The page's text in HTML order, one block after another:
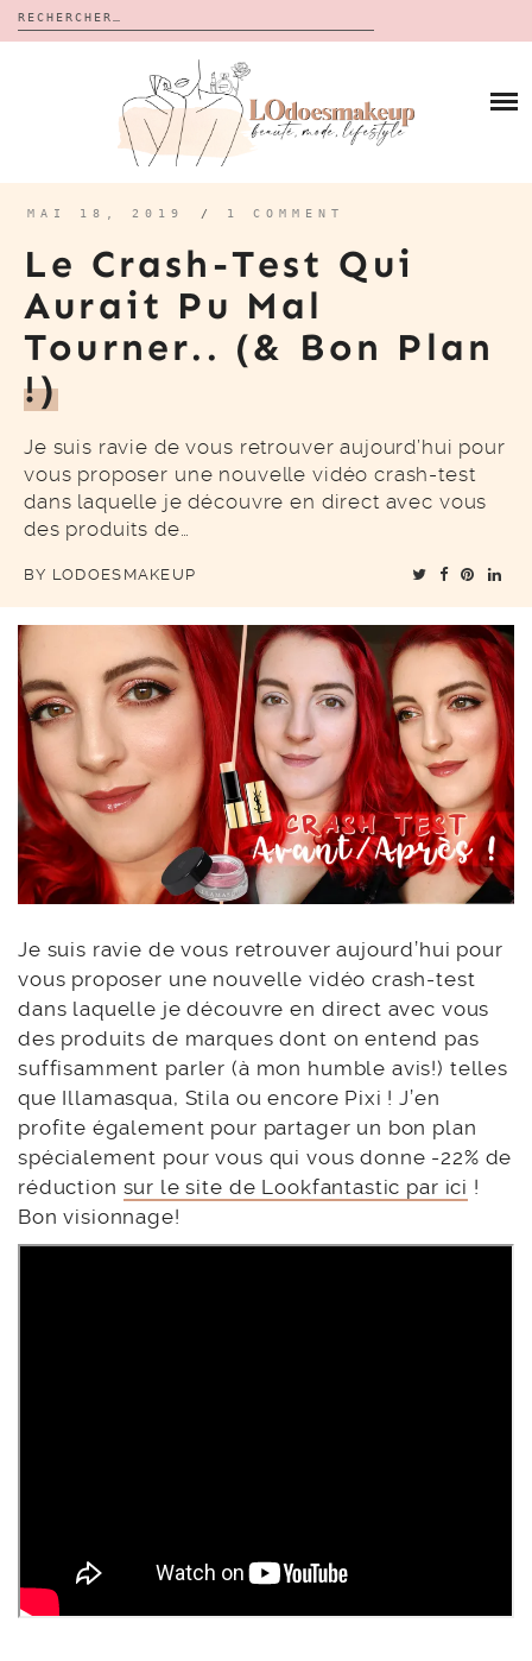
Rechercher :
CALENDRIERS DE L’AVENT
BON PLAN
À PROPOS
CONTACT
MAI 18, 2019 / 1 COMMENT
Le Crash-Test Qui
Aurait Pu Mal
Tourner.. (& Bon Plan
!)
Je suis ravie de vous retrouver aujourd’hui pour
vous proposer une nouvelle vidéo crash-test
dans laquelle je découvre en direct avec vous
des produits de…
BY LODOESMAKEUP
Je suis ravie de vous retrouver aujourd’hui pour
vous proposer une nouvelle vidéo crash-test
dans laquelle je découvre en direct avec vous
des produits de marques dont on entend pas
suffisamment parler (à mon humble avis!) telles
que Illamasqua, Stila ou encore Pixi ! J’en
profite également pour partager un bon plan
spécialement pour vous qui vous donne -22% de
réduction sur le site de Lookfantastic par ici !
Bon visionnage!